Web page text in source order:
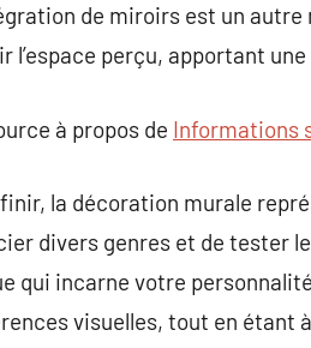
de miroirs est un autre
l’espace perçu, apportant
à propos de Informations
la décoration murale
divers genres et de tester
qui incarne votre
visuelles, tout en étant